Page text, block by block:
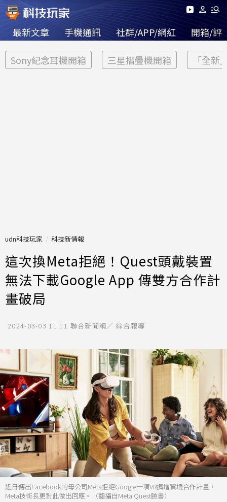
最新文章 手機通訊 社群/APP/網紅 開箱/評
Sony紀念耳機開箱 三星摺疊機開箱 「全新
udn科技玩家 科技新情報
這次換Meta拒絕！Quest頭戴裝置
無法下載Google App 傳雙方合作計
畫破局
2024-03-03 11:11 聯合新聞網／ 綜合報導
近日傳出Facebook的母公司Meta拒絕Google一項VR擴增實境合作計畫，
Meta技術長更對此做出回應。（翻攝自Meta Quest臉書）